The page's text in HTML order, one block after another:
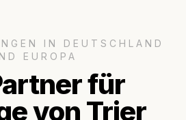
IN DEUTSCHLAND
EUROPA
für
von Trier